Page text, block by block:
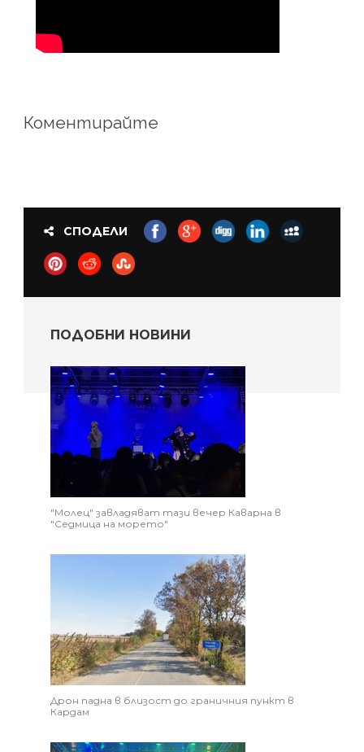
Коментирайте
СПОДЕЛИ
ПОДОБНИ НОВИНИ
"Молец" завладяват тази вечер Каварна в
"Седмица на морето"
Дрон падна в близост до граничния пункт в
Кардам